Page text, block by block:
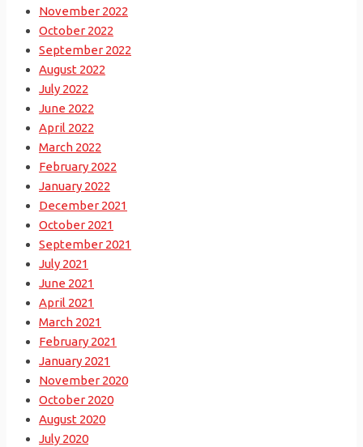
November 2022
October 2022
September 2022
August 2022
July 2022
June 2022
April 2022
March 2022
February 2022
January 2022
December 2021
October 2021
September 2021
July 2021
June 2021
April 2021
March 2021
February 2021
January 2021
November 2020
October 2020
August 2020
July 2020